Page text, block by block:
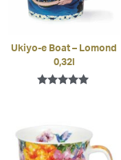
Ukiyo-e Boat – Lomond
0,32l